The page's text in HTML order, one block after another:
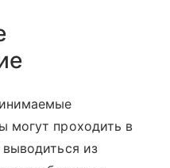
могут проходить в
из